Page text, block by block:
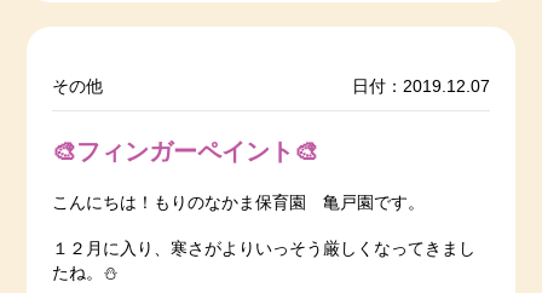
その他 日付：2019.12.07
🎨フィンガーペイント🎨
こんにちは！もりのなかま保育園 亀戸園です。
１２月に入り、寒さがよりいっそう厳しくなってきまし
たね。⛄️